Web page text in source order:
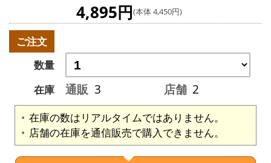
4,895円(本体 4,450円)
ご注文
数量
在庫
通販 3 店舗 2
在庫の数はリアルタイムではありません。
店舗の在庫を通信販売で購入できません。